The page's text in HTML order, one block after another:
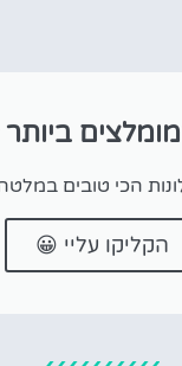
ביותר
הכי טובים
הקליקו עליי 😀